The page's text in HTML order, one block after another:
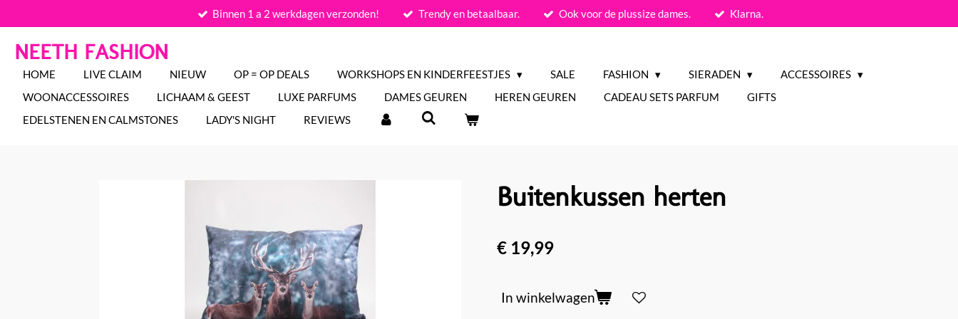
direct
naar
de
hoofdinhoud
Binnen 1 a 2 werkdagen verzonden! Trendy en betaalbaar. Ook voor de plussize dames. Klarna.
NEETH FASHION
HOME LIVE CLAIM NIEUW OP = OP DEALS WORKSHOPS EN KINDERFEESTJES SALE FASHION SIERADEN
ACCESSOIRES
WOONACCESSOIRES
LICHAAM & GEEST LUXE PARFUMS DAMES GEUREN HEREN GEUREN CADEAU SETS PARFUM
GIFTS
EDELSTENEN EN CALMSTONES
LADY'S NIGHT REVIEWS
Buitenkussen herten
€ 19,99
In winkelwagen